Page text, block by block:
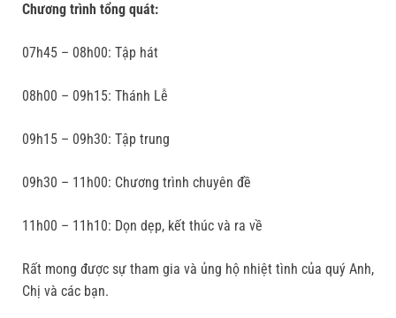
Chương trình tổng quát:
07h45 – 08h00: Tập hát
08h00 – 09h15: Thánh Lễ
09h15 – 09h30: Tập trung
09h30 – 11h00: Chương trình chuyên đề
11h00 – 11h10: Dọn dẹp, kết thúc và ra về
Rất mong được sự tham gia và ủng hộ nhiệt tình của quý Anh,
Chị và các bạn.